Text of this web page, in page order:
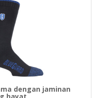
dengan jaminan